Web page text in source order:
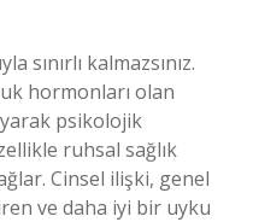
sınırlı kalmazsınız.
hormonları olan
psikolojik
ruhsal sağlık
Cinsel ilişki, genel
ve daha iyi bir uyku